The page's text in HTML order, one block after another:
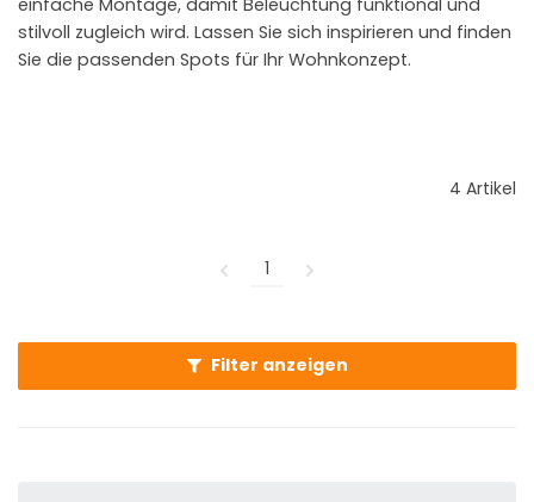
einfache Montage, damit Beleuchtung funktional und
stilvoll zugleich wird. Lassen Sie sich inspirieren und finden
Sie die passenden Spots für Ihr Wohnkonzept.
4 Artikel
1
Filter anzeigen